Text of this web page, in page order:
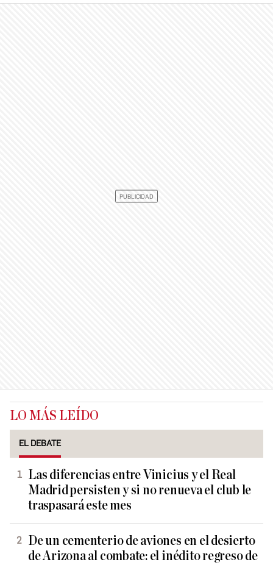
LO MÁS LEÍDO
EL DEBATE
Las diferencias entre Vinicius y el Real
Madrid persisten y si no renueva el club le
traspasará este mes
De un cementerio de aviones en el desierto
de Arizona al combate: el inédito regreso de